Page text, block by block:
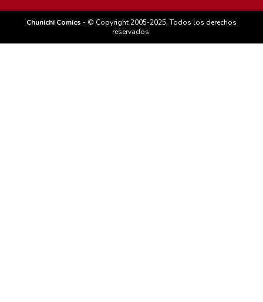
Chunichi Comics - © Copyright 2005-2025. Todos los derechos
reservados.